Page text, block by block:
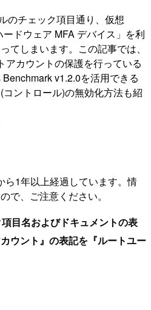
のチェック項目通り、仮想
ドウェア MFA デバイス」を利
てしまいます。この記事では、
アカウントの保護を行っている
v1.2.0を活用できる
ントロール)の無効化方法も紹
ら1年以上経過しています。情
で、ご注意ください。
目名およびドキュメントの表
ウント』の表記を『ルートユー